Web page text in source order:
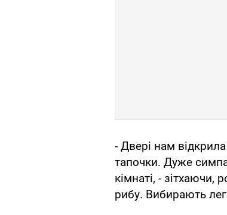
- Двері нам
тапочки. Дуже
кімнаті, - зітхаючи,
рибу. Вибирають